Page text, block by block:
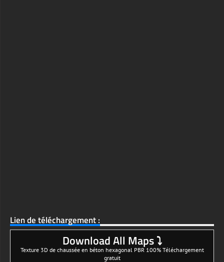
Lien de téléchargement :
Download All Maps ⤵
Texture 3D de chaussée en béton hexagonal PBR 100% Téléchargement
gratuit